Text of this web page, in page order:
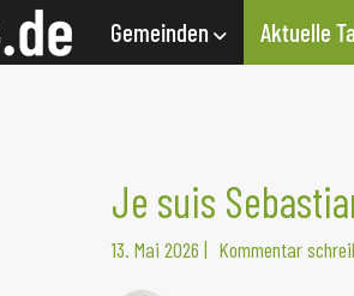
Gemeinden Aktuelle
Je suis
13. Mai 2026 | Kommentar